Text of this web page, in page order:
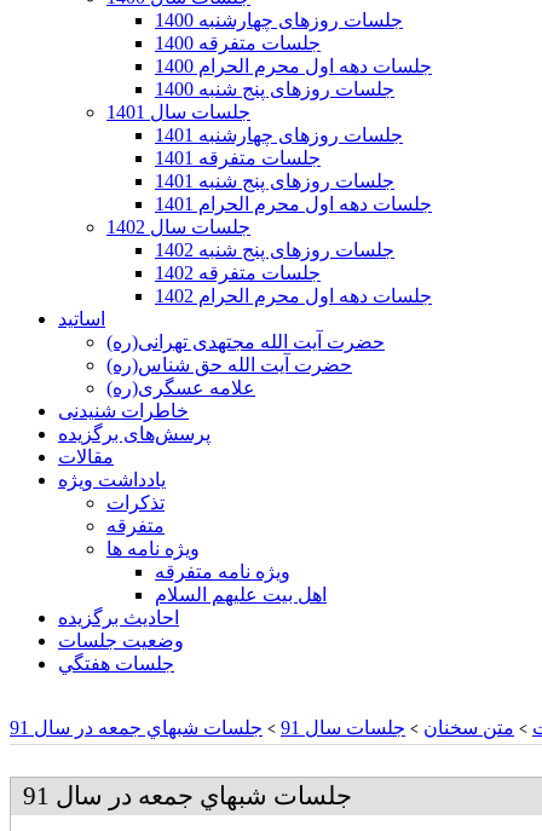
جلسات روزهای چهارشنبه 1400
جلسات متفرقه 1400
جلسات دهه اول محرم الحرام 1400
جلسات روزهای پنج شنبه 1400
جلسات سال 1401
جلسات روزهای چهارشنبه 1401
جلسات متفرقه 1401
جلسات روزهای پنج شنبه 1401
جلسات دهه اول محرم الحرام 1401
جلسات سال 1402
جلسات روزهای پنج شنبه 1402
جلسات متفرقه 1402
جلسات دهه اول محرم الحرام 1402
اساتید
حضرت آیت الله مجتهدی تهرانی(ره)
حضرت آیت الله حق شناس(ره)
علامه عسگری(ره)
خاطرات شنیدنی
پرسش‌های برگزیده
مقالات
یادداشت ویژه
تذكرات
متفرقه
ويژه نامه ها
ويژه نامه متفرقه
اهل بيت عليهم السلام
احادیث برگزیده
وضعیت جلسات
جلسات هفتگي
> متن سخنان > جلسات سال 91 > جلسات شبهاي جمعه در سال 91
جلسات شبهاي جمعه در سال 91